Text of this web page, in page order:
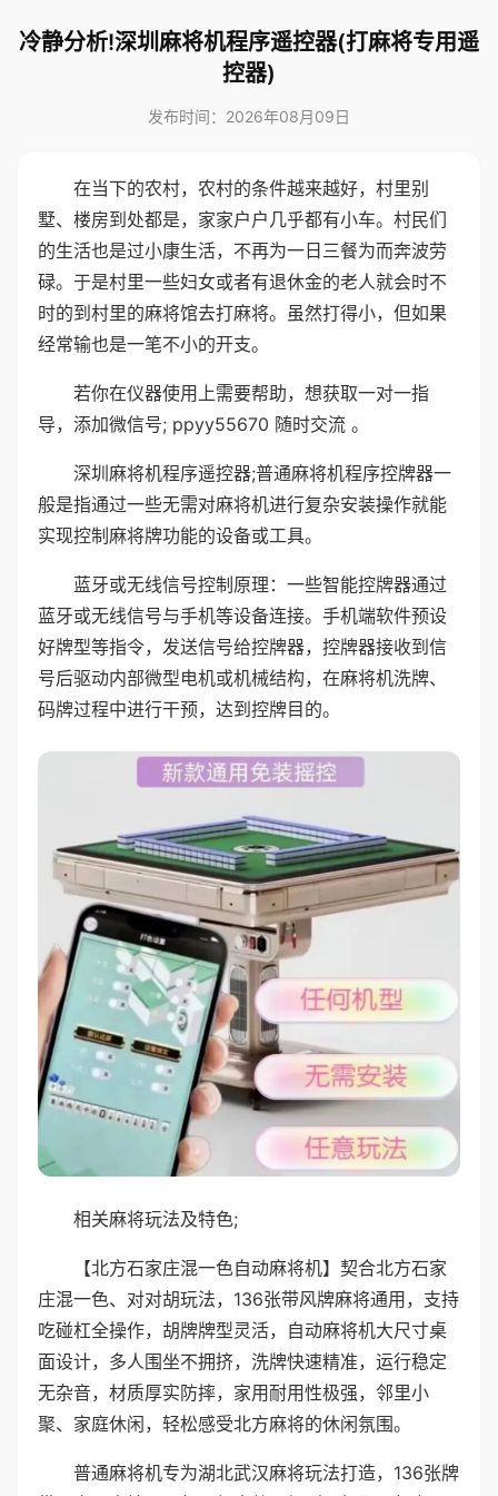
冷静分析!深圳麻将机程序遥控器(打麻将专用遥
控器)
发布时间：2026年08月09日
在当下的农村，农村的条件越来越好，村里别
墅、楼房到处都是，家家户户几乎都有小车。村民们
的生活也是过小康生活，不再为一日三餐为而奔波劳
碌。于是村里一些妇女或者有退休金的老人就会时不
时的到村里的麻将馆去打麻将。虽然打得小，但如果
经常输也是一笔不小的开支。
若你在仪器使用上需要帮助，想获取一对一指
导，添加微信号; ppyy55670 随时交流 。
深圳麻将机程序遥控器;普通麻将机程序控牌器一
般是指通过一些无需对麻将机进行复杂安装操作就能
实现控制麻将牌功能的设备或工具。
蓝牙或无线信号控制原理：一些智能控牌器通过
蓝牙或无线信号与手机等设备连接。手机端软件预设
好牌型等指令，发送信号给控牌器，控牌器接收到信
号后驱动内部微型电机或机械结构，在麻将机洗牌、
码牌过程中进行干预，达到控牌目的。
相关麻将玩法及特色;
【北方石家庄混一色自动麻将机】契合北方石家
庄混一色、对对胡玩法，136张带风牌麻将通用，支持
吃碰杠全操作，胡牌牌型灵活，自动麻将机大尺寸桌
面设计，多人围坐不拥挤，洗牌快速精准，运行稳定
无杂音，材质厚实防摔，家用耐用性极强，邻里小
聚、家庭休闲，轻松感受北方麻将的休闲氛围。
普通麻将机专为湖北武汉麻将玩法打造，136张牌